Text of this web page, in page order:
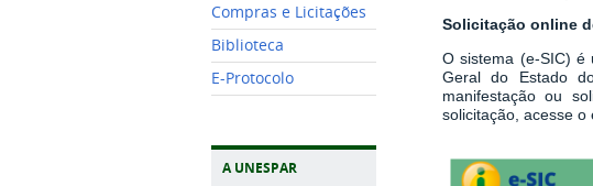
Compras e Licitações
Biblioteca
E-Protocolo
A UNESPAR
Solicitação online
O sistema (e-SIC) é
Geral do Estado
manifestação ou
solicitação, acesse